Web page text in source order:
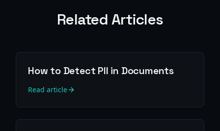
Related Articles
How to Detect PII in Documents
Read article